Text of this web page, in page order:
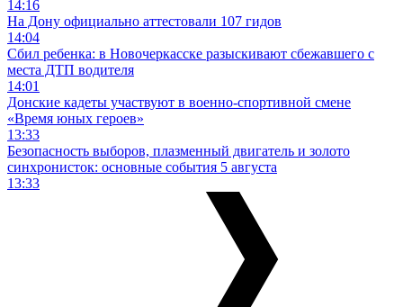
14:16
На Дону официально аттестовали 107 гидов
14:04
Сбил ребенка: в Новочеркасске разыскивают сбежавшего с
места ДТП водителя
14:01
Донские кадеты участвуют в военно-спортивной смене
«Время юных героев»
13:33
Безопасность выборов, плазменный двигатель и золото
синхронисток: основные события 5 августа
13:33